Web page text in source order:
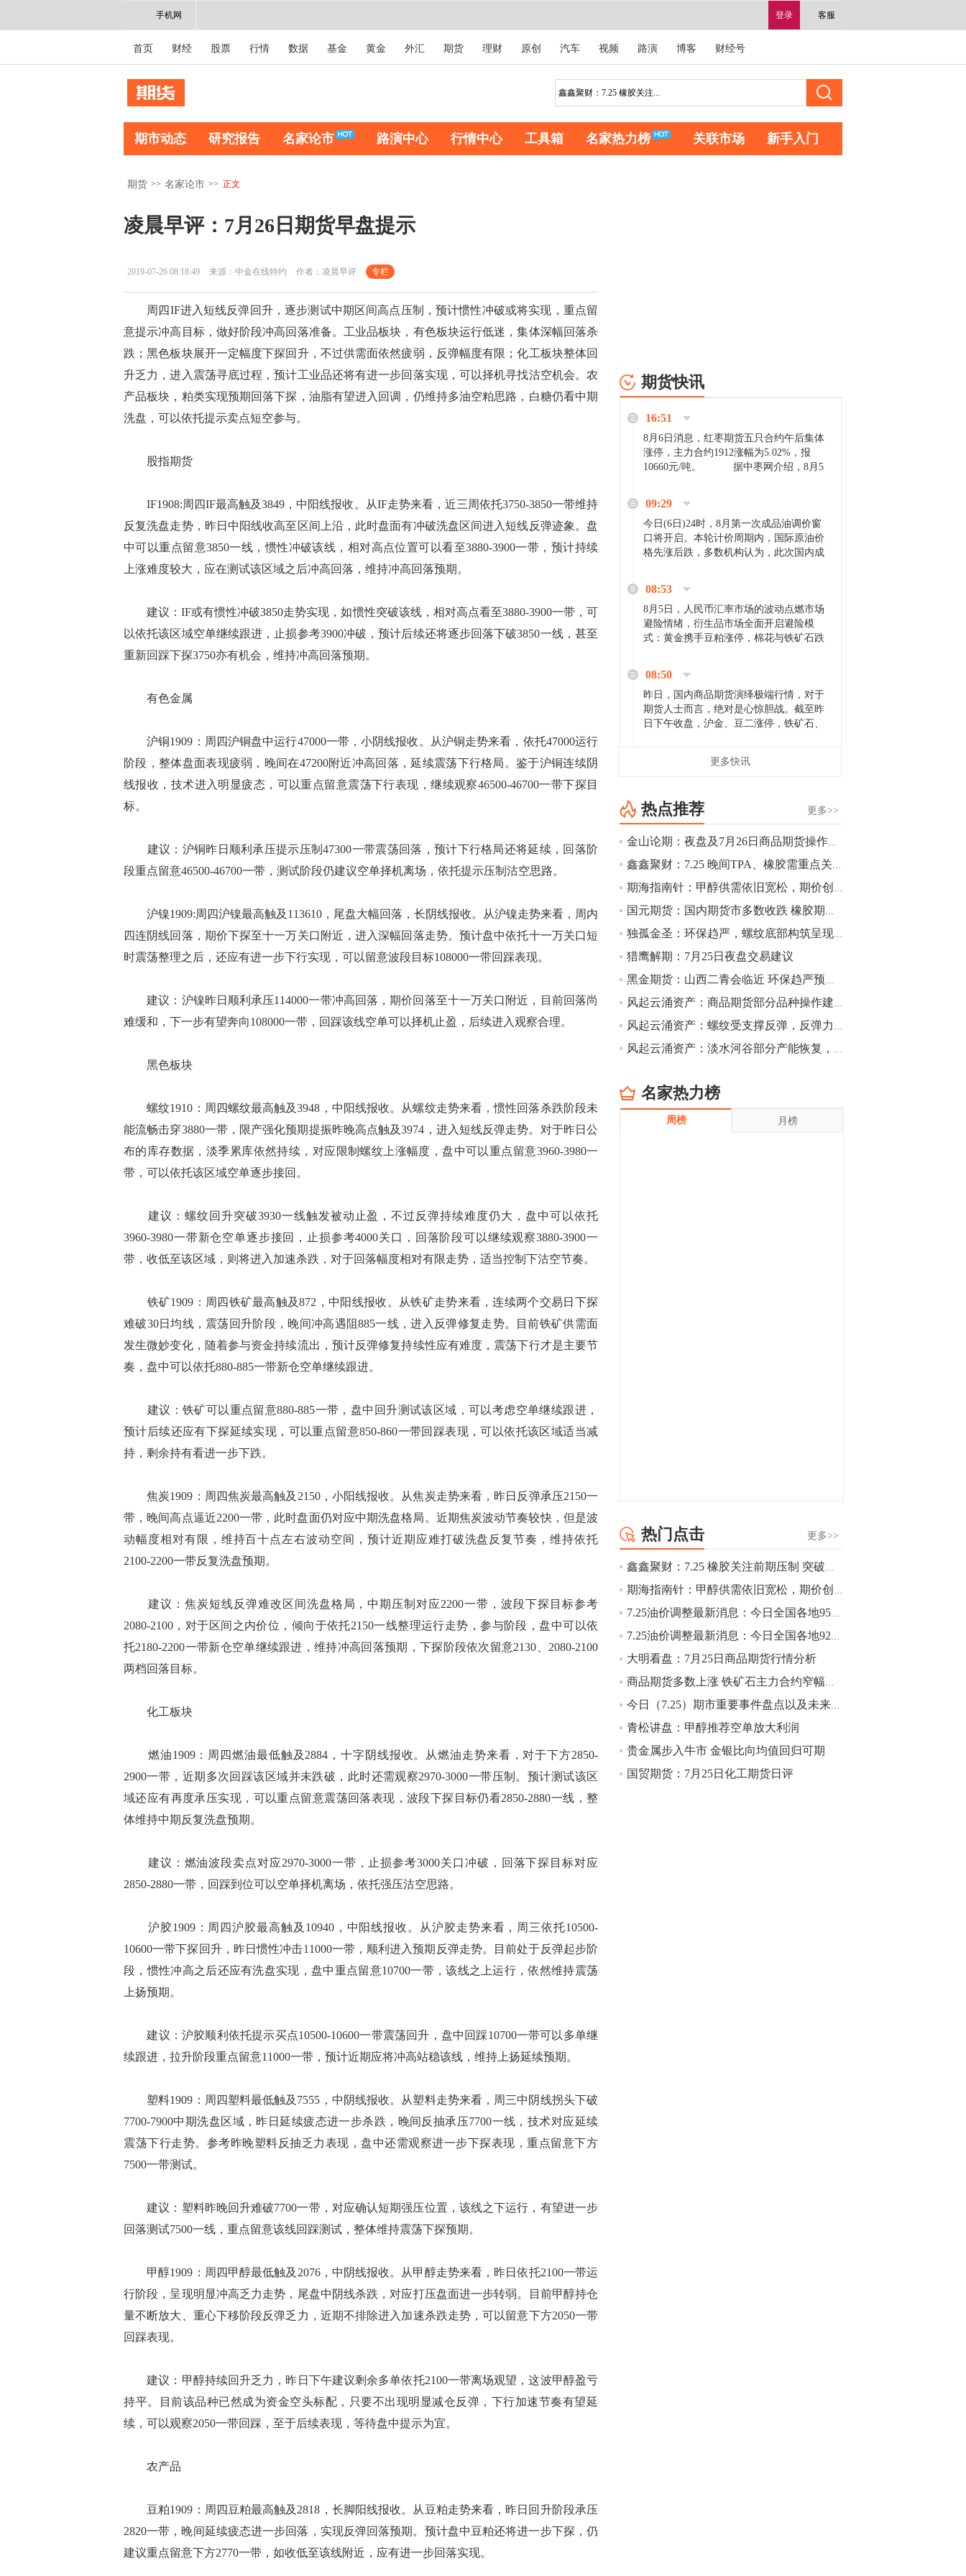
登录 客服
手机网
首页 财经 股票 行情 数据 基金 黄金 外汇 期货 理财 原创 汽车 视频 路演 博客 财经号
期市动态 研究报告 名家论市 路演中心 行情中心 工具箱 名家热力榜 关联市场 新手入门
期货 >> 名家论市 >> 正文
凌晨早评：7月26日期货早盘提示
2019-07-26 08:18:49 来源：中金在线特约 作者：凌晨早评 专栏
周四IF进入短线反弹回升，逐步测试中期区间高点压制，预计惯性冲破或将实现，重点留
意提示冲高目标，做好阶段冲高回落准备。工业品板块，有色板块运行低迷，集体深幅回落杀
跌；黑色板块展开一定幅度下探回升，不过供需面依然疲弱，反弹幅度有限；化工板块整体回
升乏力，进入震荡寻底过程，预计工业品还将有进一步回落实现，可以择机寻找沽空机会。农
产品板块，粕类实现预期回落下探，油脂有望进入回调，仍维持多油空粕思路，白糖仍看中期
洗盘，可以依托提示卖点短空参与。
股指期货
IF1908:周四IF最高触及3849，中阳线报收。从IF走势来看，近三周依托3750-3850一带维持
反复洗盘走势，昨日中阳线收高至区间上沿，此时盘面有冲破洗盘区间进入短线反弹迹象。盘
中可以重点留意3850一线，惯性冲破该线，相对高点位置可以看至3880-3900一带，预计持续
上涨难度较大，应在测试该区域之后冲高回落，维持冲高回落预期。
建议：IF或有惯性冲破3850走势实现，如惯性突破该线，相对高点看至3880-3900一带，可
以依托该区域空单继续跟进，止损参考3900冲破，预计后续还将逐步回落下破3850一线，甚至
重新回踩下探3750亦有机会，维持冲高回落预期。
有色金属
沪铜1909：周四沪铜盘中运行47000一带，小阴线报收。从沪铜走势来看，依托47000运行
阶段，整体盘面表现疲弱，晚间在47200附近冲高回落，延续震荡下行格局。鉴于沪铜连续阴
线报收，技术进入明显疲态，可以重点留意震荡下行表现，继续观察46500-46700一带下探目
标。
建议：沪铜昨日顺利承压提示压制47300一带震荡回落，预计下行格局还将延续，回落阶
段重点留意46500-46700一带，测试阶段仍建议空单择机离场，依托提示压制沽空思路。
沪镍1909:周四沪镍最高触及113610，尾盘大幅回落，长阴线报收。从沪镍走势来看，周内
四连阴线回落，期价下探至十一万关口附近，进入深幅回落走势。预计盘中依托十一万关口短
时震荡整理之后，还应有进一步下行实现，可以留意波段目标108000一带回踩表现。
建议：沪镍昨日顺利承压114000一带冲高回落，期价回落至十一万关口附近，目前回落尚
难缓和，下一步有望奔向108000一带，回踩该线空单可以择机止盈，后续进入观察合理。
黑色板块
螺纹1910：周四螺纹最高触及3948，中阳线报收。从螺纹走势来看，惯性回落杀跌阶段未
能流畅击穿3880一带，限产强化预期提振昨晚高点触及3974，进入短线反弹走势。对于昨日公
布的库存数据，淡季累库依然持续，对应限制螺纹上涨幅度，盘中可以重点留意3960-3980一
带，可以依托该区域空单逐步接回。
建议：螺纹回升突破3930一线触发被动止盈，不过反弹持续难度仍大，盘中可以依托
3960-3980一带新仓空单逐步接回，止损参考4000关口，回落阶段可以继续观察3880-3900一
带，收低至该区域，则将进入加速杀跌，对于回落幅度相对有限走势，适当控制下沽空节奏。
铁矿1909：周四铁矿最高触及872，中阳线报收。从铁矿走势来看，连续两个交易日下探
难破30日均线，震荡回升阶段，晚间冲高遇阻885一线，进入反弹修复走势。目前铁矿供需面
发生微妙变化，随着参与资金持续流出，预计反弹修复持续性应有难度，震荡下行才是主要节
奏，盘中可以依托880-885一带新仓空单继续跟进。
建议：铁矿可以重点留意880-885一带，盘中回升测试该区域，可以考虑空单继续跟进，
预计后续还应有下探延续实现，可以重点留意850-860一带回踩表现，可以依托该区域适当减
持，剩余持有看进一步下跌。
焦炭1909：周四焦炭最高触及2150，小阳线报收。从焦炭走势来看，昨日反弹承压2150一
带，晚间高点逼近2200一带，此时盘面仍对应中期洗盘格局。近期焦炭波动节奏较快，但是波
动幅度相对有限，维持百十点左右波动空间，预计近期应难打破洗盘反复节奏，维持依托
2100-2200一带反复洗盘预期。
建议：焦炭短线反弹难改区间洗盘格局，中期压制对应2200一带，波段下探目标参考
2080-2100，对于区间之内价位，倾向于依托2150一线整理运行走势，参与阶段，盘中可以依
托2180-2200一带新仓空单继续跟进，维持冲高回落预期，下探阶段依次留意2130、2080-2100
两档回落目标。
化工板块
燃油1909：周四燃油最低触及2884，十字阴线报收。从燃油走势来看，对于下方2850-
2900一带，近期多次回踩该区域并未跌破，此时还需观察2970-3000一带压制。预计测试该区
域还应有再度承压实现，可以重点留意震荡回落表现，波段下探目标仍看2850-2880一线，整
体维持中期反复洗盘预期。
建议：燃油波段卖点对应2970-3000一带，止损参考3000关口冲破，回落下探目标对应
2850-2880一带，回踩到位可以空单择机离场，依托强压沽空思路。
沪胶1909：周四沪胶最高触及10940，中阳线报收。从沪胶走势来看，周三依托10500-
10600一带下探回升，昨日惯性冲击11000一带，顺利进入预期反弹走势。目前处于反弹起步阶
段，惯性冲高之后还应有洗盘实现，盘中重点留意10700一带，该线之上运行，依然维持震荡
上扬预期。
建议：沪胶顺利依托提示买点10500-10600一带震荡回升，盘中回踩10700一带可以多单继
续跟进，拉升阶段重点留意11000一带，预计近期应将冲高站稳该线，维持上扬延续预期。
塑料1909：周四塑料最低触及7555，中阴线报收。从塑料走势来看，周三中阴线拐头下破
7700-7900中期洗盘区域，昨日延续疲态进一步杀跌，晚间反抽承压7700一线，技术对应延续
震荡下行走势。参考昨晚塑料反抽乏力表现，盘中还需观察进一步下探表现，重点留意下方
7500一带测试。
建议：塑料昨晚回升难破7700一带，对应确认短期强压位置，该线之下运行，有望进一步
回落测试7500一线，重点留意该线回踩测试，整体维持震荡下探预期。
甲醇1909：周四甲醇最低触及2076，中阴线报收。从甲醇走势来看，昨日依托2100一带运
行阶段，呈现明显冲高乏力走势，尾盘中阴线杀跌，对应打压盘面进一步转弱。目前甲醇持仓
量不断放大、重心下移阶段反弹乏力，近期不排除进入加速杀跌走势，可以留意下方2050一带
回踩表现。
建议：甲醇持续回升乏力，昨日下午建议剩余多单依托2100一带离场观望，这波甲醇盈亏
持平。目前该品种已然成为资金空头标配，只要不出现明显减仓反弹，下行加速节奏有望延
续，可以观察2050一带回踩，至于后续表现，等待盘中提示为宜。
农产品
豆粕1909：周四豆粕最高触及2818，长脚阳线报收。从豆粕走势来看，昨日回升阶段承压
2820一带，晚间延续疲态进一步回落，实现反弹回落预期。预计盘中豆粕还将进一步下探，仍
建议重点留意下方2770一带，如收低至该线附近，应有进一步回落实现。
期货快讯
16:51
8月6日消息，红枣期货五只合约午后集体
涨停，主力合约1912涨幅为5.02%，报
10660元/吨。 据中枣网介绍，8月5
家好货依旧惜售挺...
09:29
今日(6日)24时，8月第一次成品油调价窗
口将开启。本轮计价周期内，国际原油价
格先涨后跌，多数机构认为，此次国内成
08:53
8月5日，人民币汇率市场的波动点燃市场
避险情绪，衍生品市场全面开启避险模
式：黄金携手豆粕涨停，棉花与铁矿石跌
场来看，汇率波动...
08:50
昨日，国内商品期货演绎极端行情，对于
期货人士而言，绝对是心惊胆战。截至昨
日下午收盘，沪金、豆二涨停，铁矿石、
[imgnobrwh] src=...
跌幅达6%，报689.5元/吨，刷新近两个月
低位。
14:20
方正有色研究团队：高度重视贵金属的阶
段性机会。自年初以来沪金上涨16.93%，
立涨势，白银将开启补涨，且涨幅超过黄
金，金银比有望高位回归。
13:55
豆二期货主力合约涨停，涨幅达3.98%，报
CBOT大豆期货市场上涨，11月期约收高
影响，夜盘连粕高位窄幅震荡，建议短线
操作为主。 ...
13:54
8月5日消息，内外盘贵金属强劲走升，沪
金主力合约涨停，涨幅3.99%，报334.00
幅扩大至4.4%。
10:43
【行情】芝加哥11月大豆期货跌0.4%，12
月玉米期货跌1%。
10:43
【行情】油脂油料期货表现抢眼，豆二期
2.5%，棕榈油涨近2%，菜粕涨1.54%。
10:17
【研报精选】国内期货机构对8月5日的原
油期货走势预测
更多快讯
更多>>
热点推荐
金山论期：夜盘及7月26日商品期货操作策略
鑫鑫聚财：7.25 晚间TPA、橡胶需重点关注
期海指南针：甲醇供需依旧宽松，期价创近3年低位
国元期货：国内期货市多数收跌 橡胶期货涨幅居前
独孤金圣：环保趋严，螺纹底部构筑呈现？
猎鹰解期：7月25日夜盘交易建议
黑金期货：山西二青会临近 环保趋严预期加重
风起云涌资产：商品期货部分品种操作建议（焦煤，棕榈油，菜粕，棉花）
风起云涌资产：螺纹受支撑反弹，反弹力度有限
风起云涌资产：淡水河谷部分产能恢复，铁矿空单大幅获利
名家热力榜
周榜 月榜
更多>>
热门点击
鑫鑫聚财：7.25 橡胶关注前期压制 突破后回撤可继续多
期海指南针：甲醇供需依旧宽松，期价创近3年低位
7.25油价调整最新消息：今日全国各地95号汽油价格查询一览
7.25油价调整最新消息：今日全国各地92号汽油价格查询一览
大明看盘：7月25日商品期货行情分析
商品期货多数上涨 铁矿石主力合约窄幅震荡
今日（7.25）期市重要事件盘点以及未来事件提醒
青松讲盘：甲醇推荐空单放大利润
贵金属步入牛市 金银比向均值回归可期
国贸期货：7月25日化工期货日评